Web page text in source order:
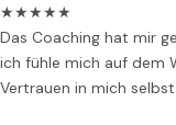
★★★★★
Das Coaching hat mir
ich fühle mich auf dem
Vertrauen in mich selbst